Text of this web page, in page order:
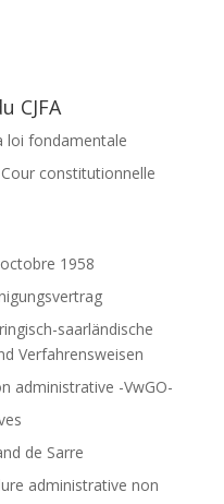
CJFA
loi fondamentale
Cour constitutionnelle
1958
saarländische
Verfahrensweisen
administrative -VwGO-
de Sarre
administrative non